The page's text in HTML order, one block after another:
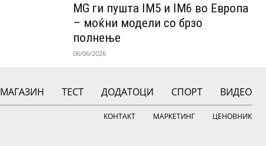
MG ги пушта IM5 и IM6 во Европа
– моќни модели со брзо
полнење
06/06/2026
МАГАЗИН ТЕСТ ДОДАТОЦИ СПОРТ ВИДЕО
КОНТАКТ МАРКЕТИНГ ЦЕНОВНИК